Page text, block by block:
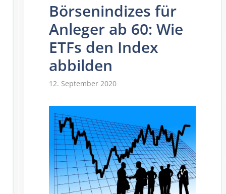
Börsenindizes für
Anleger ab 60: Wie
ETFs den Index
abbilden
12. September 2020